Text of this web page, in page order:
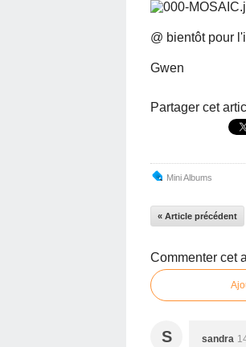
@ bientôt pour
Gwen
Partager cet
Mini Albums
« Article précédent
Commenter cet
S sandra